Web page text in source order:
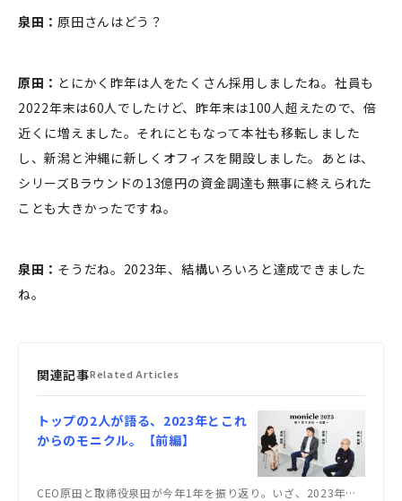
泉田： 原田さんはどう？
原田： とにかく昨年は人をたくさん採用しましたね。社員も
2022年末は60人でしたけど、昨年末は100人超えたので、倍
近くに増えました。それにともなって本社も移転しました
し、新潟と沖縄に新しくオフィスを開設しました。あとは、
シリーズBラウンドの13億円の資金調達も無事に終えられた
ことも大きかったですね。
泉田： そうだね。2023年、結構いろいろと達成できました
ね。
関連記事Related Articles
トップの2人が語る、2023年とこれ
からのモニクル。【前編】
CEO原田と取締役泉田が今年1年を振り返り。いざ、2023年の総決算！